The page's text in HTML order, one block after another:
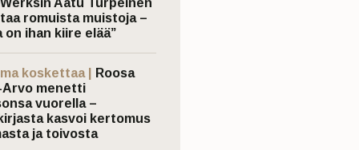
Aatu Turpeinen
romuista muistoja –
on ihan kiire elää”
koskettaa |
Roosa
Arvo menetti
vuorella –
kasvoi kertomus
ja toivosta